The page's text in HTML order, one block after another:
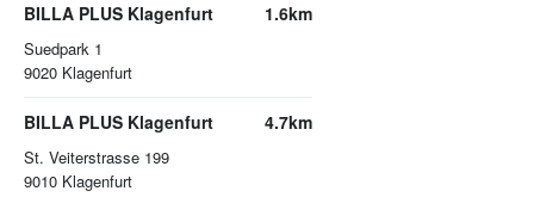
BILLA PLUS Klagenfurt
Suedpark 1
9020 Klagenfurt
1.6km
BILLA PLUS Klagenfurt
St. Veiterstrasse 199
9010 Klagenfurt
4.7km